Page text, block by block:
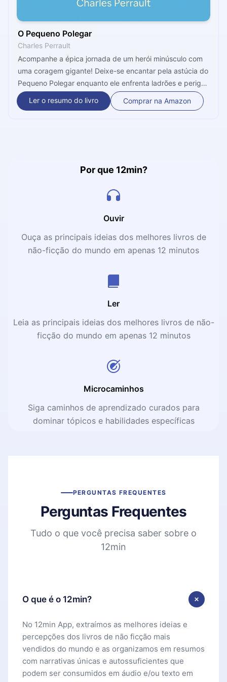
O Pequeno Polegar
Charles Perrault
Acompanhe a épica jornada de um herói minúsculo com
uma coragem gigante! Deixe-se encantar pela astúcia do
Pequeno Polegar enquanto ele enfrenta ladrões e perigos
naturais para proteger quem ama. Uma aventura clássica
que prova que o tamanho não define o destino de
Ler o resumo do livro Comprar na Amazon
Por que 12min?
Ouvir
Ouça as principais ideias dos melhores livros de
não-ficção do mundo em apenas 12 minutos
Ler
Leia as principais ideias dos melhores livros de não-
ficção do mundo em apenas 12 minutos
Microcaminhos
Siga caminhos de aprendizado curados para
dominar tópicos e habilidades específicas
PERGUNTAS FREQUENTES
Perguntas Frequentes
Tudo o que você precisa saber sobre o
12min
O que é o 12min?
No 12min App, extraímos as melhores ideias e
percepções dos livros de não ficção mais
vendidos do mundo e as organizamos em resumos
com narrativas únicas e autossuficientes que
podem ser consumidos em áudio e/ou texto em